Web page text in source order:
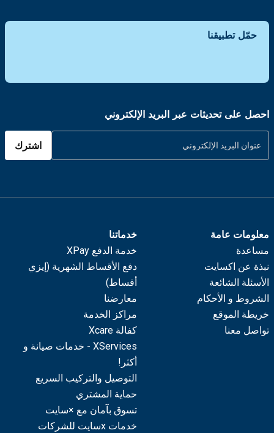
حمّل تطبيقنا
احصل على تحديثات عبر البريد الإلكتروني
اشترك
معلومات عامة
مساعدة
نبذة عن اكسايت
الأسئلة الشائعة
الشروط و الأحكام
خريطة الموقع
تواصل معنا
خدماتنا
خدمة الدفع XPay
دفع الأقساط الشهرية (إيزي
أقساط)
معارضنا
مراكز الخدمة
كفالة Xcare
XServices - خدمات صيانة و
أكثر!
التوصيل والتركيب السريع
حماية المشتري
تسوق بآمان مع ×سايت
خدمات xسايت للشركات